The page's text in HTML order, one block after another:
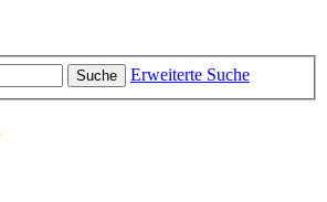
Suche Erweiterte Suche